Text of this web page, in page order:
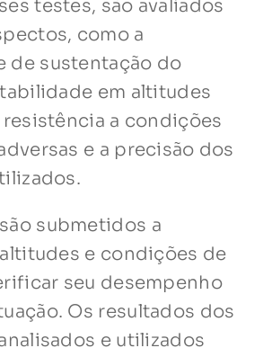
testes, são avaliados
como a
de sustentação do
em altitudes
resistência a condições
e a precisão dos
submetidos a
e condições de
seu desempenho
Os resultados dos
e utilizados